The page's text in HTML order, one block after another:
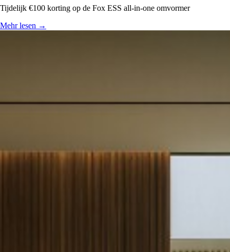
Tijdelijk €100 korting op de Fox ESS all-in-one omvormer
Mehr lesen →